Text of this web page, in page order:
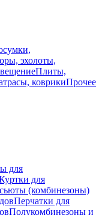
эхолоты,
Плиты,
коврикиПрочее
для
для
(комбинезоны)
Перчатки для
Полукомбинезоны и